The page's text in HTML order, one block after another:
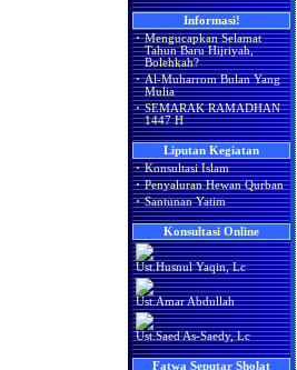
Informasi!
· Mengucapkan Selamat
Tahun Baru Hijriyah,
Bolehkah?
· Al-Muharrom Bulan Yang
Mulia
· SEMARAK RAMADHAN
1447 H
Liputan Kegiatan
· Konsultasi Islam
· Penyaluran Hewan Qurban
· Santunan Yatim
Konsultasi Online
Ust.Husnul Yaqin, Lc
Ust.Amar Abdullah
Ust.Saed As-Saedy, Lc
Fatwa Seputar Sholat